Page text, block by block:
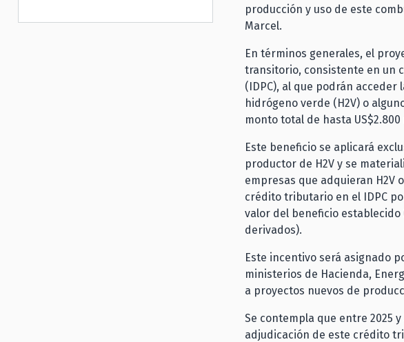
producción y uso de este
Marcel.
En términos generales, el
transitorio, consistente en un
(IDPC), al que podrán
hidrógeno verde (H2V) o
monto total de hasta US$2.800
Este beneficio se aplicará
productor de H2V y se
empresas que adquieran H2V
crédito tributario en el IDPC
valor del beneficio
derivados).
Este incentivo será asignado
ministerios de Hacienda,
a proyectos nuevos de
Se contempla que entre 2025
adjudicación de este crédito